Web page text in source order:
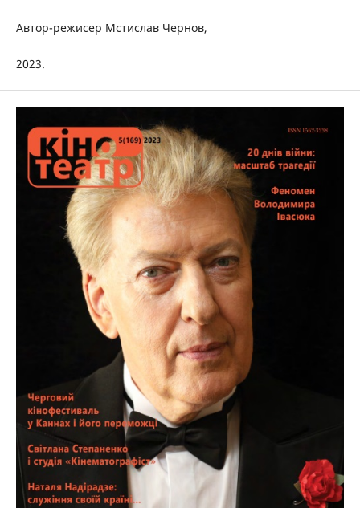
Автор-режисер Мстислав Чернов,
2023.